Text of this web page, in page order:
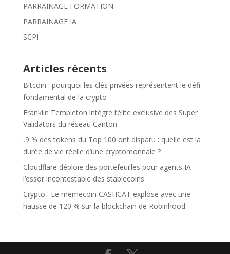
PARRAINAGE FORMATION
PARRAINAGE IA
SCPI
Articles récents
Bitcoin : pourquoi les clés privées représentent le défi
fondamental de la crypto
Franklin Templeton intègre l’élite exclusive des Super
Validators du réseau Canton
,9 % des tokens du Top 100 ont disparu : quelle est la
durée de vie réelle d’une cryptomonnaie ?
Cloudflare déploie des portefeuilles pour agents IA :
l’essor incontestable des stablecoins
Crypto : Le memecoin CASHCAT explose avec une
hausse de 120 % sur la blockchain de Robinhood